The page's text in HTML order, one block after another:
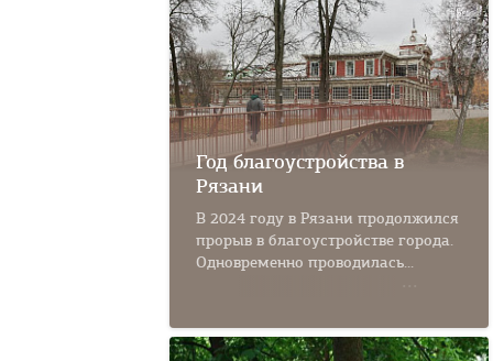
Год благоустройства в
Рязани
В 2024 году в Рязани продолжился
прорыв в благоустройстве города.
Одновременно проводилась...